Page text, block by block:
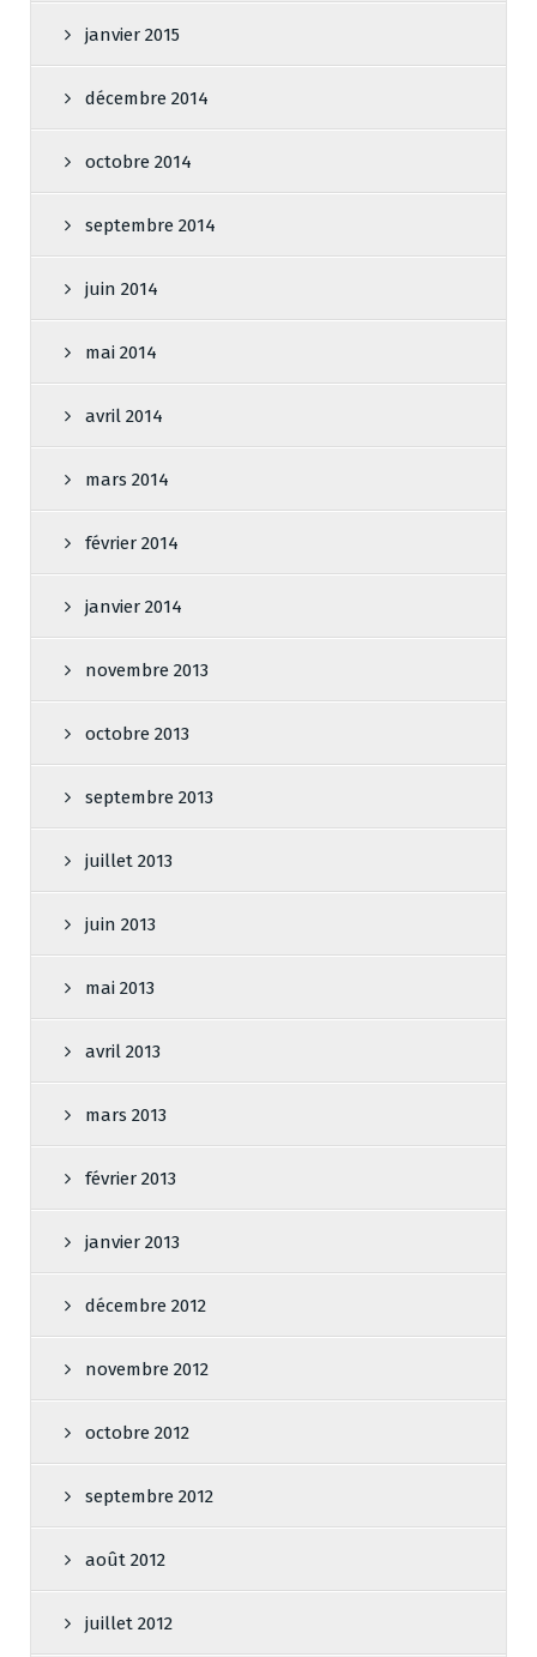
janvier 2015
décembre 2014
octobre 2014
septembre 2014
juin 2014
mai 2014
avril 2014
mars 2014
février 2014
janvier 2014
novembre 2013
octobre 2013
septembre 2013
juillet 2013
juin 2013
mai 2013
avril 2013
mars 2013
février 2013
janvier 2013
décembre 2012
novembre 2012
octobre 2012
septembre 2012
août 2012
juillet 2012